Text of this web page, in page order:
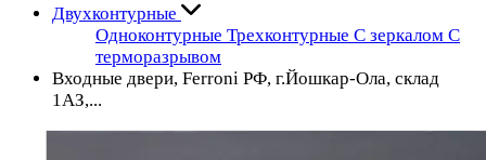
Двухконтурные
Одноконтурные Трехконтурные С зеркалом С
терморазрывом
Входные двери, Ferroni РФ, г.Йошкар-Ола, склад
1АЗ,...